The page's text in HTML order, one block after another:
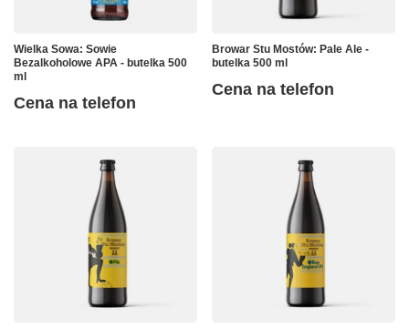
Wielka Sowa: Sowie
Bezalkoholowe APA - butelka 500
ml
Cena na telefon
Browar Stu Mostów: Pale Ale -
butelka 500 ml
Cena na telefon